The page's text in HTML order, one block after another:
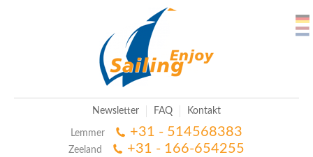
Newsletter FAQ Kontakt
Lemmer +31 - 514568383
Zeeland +31 - 166-654255